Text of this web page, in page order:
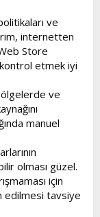
ve
internetten
Store
etmek iyi
ve
manuel
olması güzel.
için
edilmesi tavsiye